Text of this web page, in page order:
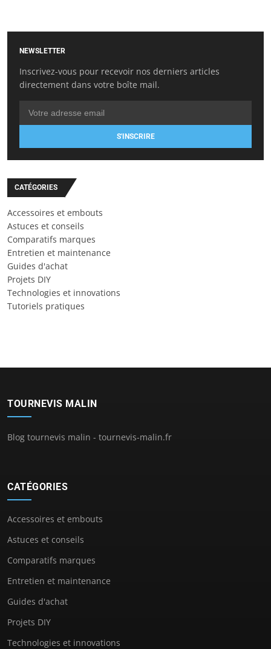
NEWSLETTER
Inscrivez-vous pour recevoir nos derniers articles
directement dans votre boîte mail.
S'INSCRIRE
CATÉGORIES
Accessoires et embouts
Astuces et conseils
Comparatifs marques
Entretien et maintenance
Guides d'achat
Projets DIY
Technologies et innovations
Tutoriels pratiques
TOURNEVIS MALIN
Blog tournevis malin - tournevis-malin.fr
CATÉGORIES
Accessoires et embouts
Astuces et conseils
Comparatifs marques
Entretien et maintenance
Guides d'achat
Projets DIY
Technologies et innovations